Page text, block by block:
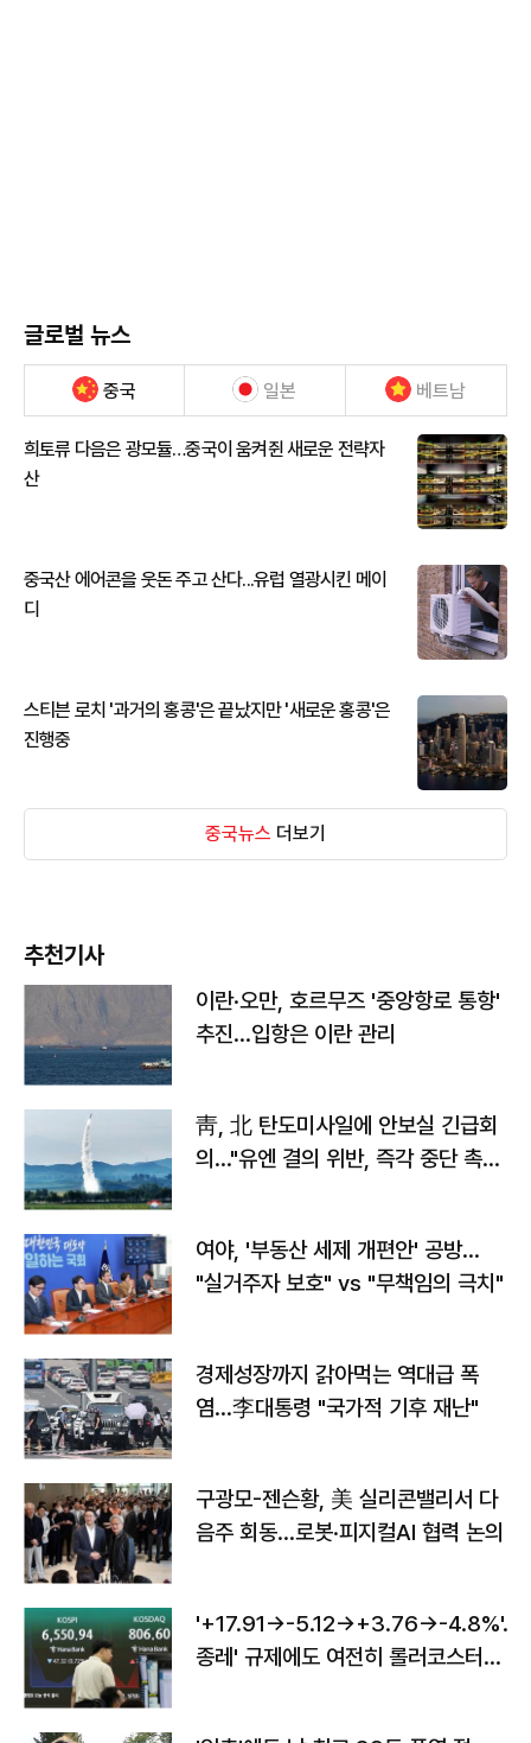
글로벌 뉴스
중국 일본 베트남
희토류 다음은 광모듈…중국이 움켜쥔 새로운 전략자
산
중국산 에어콘을 웃돈 주고 산다...유럽 열광시킨 메이
디
스티븐 로치 '과거의 홍콩'은 끝났지만 '새로운 홍콩'은
진행중
중국뉴스 더보기
추천기사
이란·오만, 호르무즈 '중앙항로 통항'
추진…입항은 이란 관리
靑, 北 탄도미사일에 안보실 긴급회
의…"유엔 결의 위반, 즉각 중단 촉
여야, '부동산 세제 개편안' 공방…
"실거주자 보호" vs "무책임의 극치"
경제성장까지 갉아먹는 역대급 폭
염…李대통령 "국가적 기후 재난"
구광모-젠슨황, 美 실리콘밸리서 다
음주 회동…로봇·피지컬AI 협력 논의
'+17.91→-5.12→+3.76→-4.8%'…'
종레' 규제에도 여전히 롤러코스터